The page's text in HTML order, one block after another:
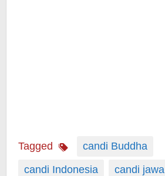
Tagged
candi Buddha
candi Indonesia
candi jawa